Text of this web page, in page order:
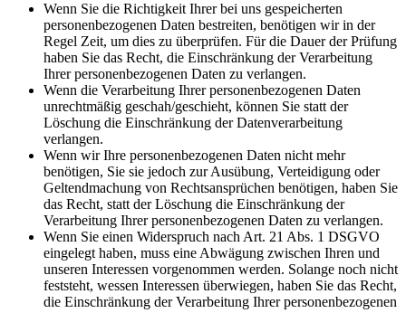
Wenn Sie die Richtigkeit Ihrer bei uns gespeicherten
personenbezogenen Daten bestreiten, benötigen wir in der
Regel Zeit, um dies zu überprüfen. Für die Dauer der Prüfung
haben Sie das Recht, die Einschränkung der Verarbeitung
Ihrer personenbezogenen Daten zu verlangen.
Wenn die Verarbeitung Ihrer personenbezogenen Daten
unrechtmäßig geschah/geschieht, können Sie statt der
Löschung die Einschränkung der Datenverarbeitung
verlangen.
Wenn wir Ihre personenbezogenen Daten nicht mehr
benötigen, Sie sie jedoch zur Ausübung, Verteidigung oder
Geltendmachung von Rechtsansprüchen benötigen, haben Sie
das Recht, statt der Löschung die Einschränkung der
Verarbeitung Ihrer personenbezogenen Daten zu verlangen.
Wenn Sie einen Widerspruch nach Art. 21 Abs. 1 DSGVO
eingelegt haben, muss eine Abwägung zwischen Ihren und
unseren Interessen vorgenommen werden. Solange noch nicht
feststeht, wessen Interessen überwiegen, haben Sie das Recht,
die Einschränkung der Verarbeitung Ihrer personenbezogenen